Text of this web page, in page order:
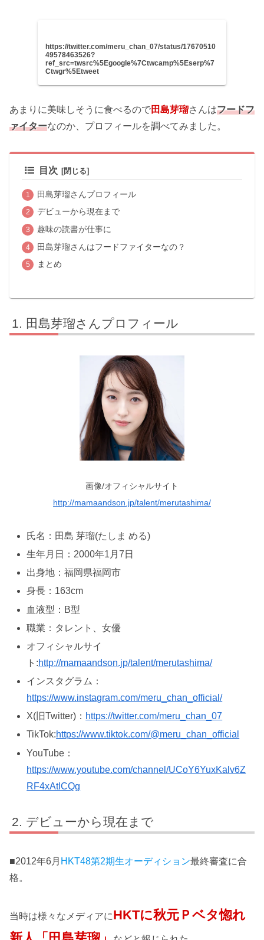
https://twitter.com/meru_chan_07/status/17670510
49578463526?
ref_src=twsrc%5Egoogle%7Ctwcamp%5Eserp%7
Ctwgr%5Etweet
あまりに美味しそうに食べるので田島芽瑠さんはフードフ
ァイターなのか、プロフィールを調べてみました。
目次
田島芽瑠さんプロフィール
デビューから現在まで
趣味の読書が仕事に
田島芽瑠さんはフードファイターなの？
まとめ
田島芽瑠さんプロフィール
画像/オフィシャルサイト
http://mamaandson.jp/talent/merutashima/
氏名：田島 芽瑠(たしま める)
生年月日：2000年1月7日
出身地：福岡県福岡市
身長：163cm
血液型：B型
職業：タレント、女優
オフィシャルサイ
ト:http://mamaandson.jp/talent/merutashima/
インスタグラム：
https://www.instagram.com/meru_chan_official/
X(旧Twitter)： https://twitter.com/meru_chan_07
TikTok:https://www.tiktok.com/@meru_chan_official
YouTube：
https://www.youtube.com/channel/UCoY6YuxKalv6Z
RF4xAtlCQg
デビューから現在まで
■2012年6月 HKT48第2期生オーディション最終審査に合
格。
当時は様々なメディアにHKTに秋元Ｐベタ惚れ